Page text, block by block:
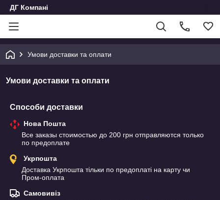
ДГ Компані
Умови доставки та оплати
Умови доставки та оплати
Способи доставки
Нова Пошта
Все заказы стоимостью до 200 грн отправляются только
по предоплате
Укрпошта
Доставка Укрпошта тільки по предоплаті на карту чи
Пром-оплата
Самовивіз